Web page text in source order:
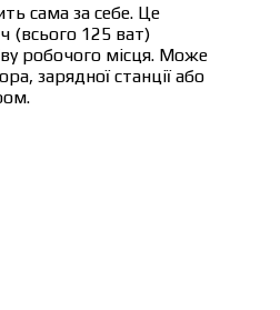
сама за себе. Це
(всього 125 ват)
робочого місця. Може
зарядної станції або